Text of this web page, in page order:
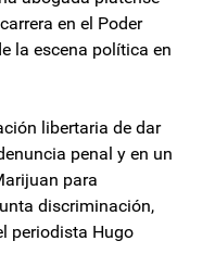
en el Poder
la escena política en
libertaria de dar
penal y en un
para
discriminación,
periodista Hugo